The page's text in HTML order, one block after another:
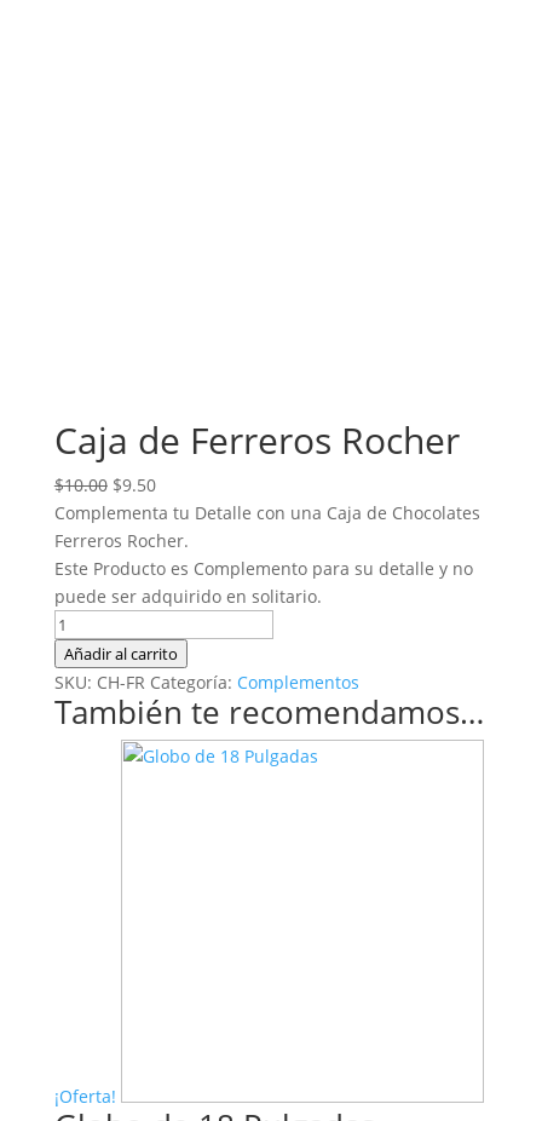
Caja de Ferreros Rocher
$10.00 El
precio
original
era:
$10.00.
$9.50El
precio
actual
es:
$9.50.
Complementa tu Detalle con una Caja de Chocolates
Ferreros Rocher.
Este Producto es Complemento para su detalle y no
puede ser adquirido en solitario.
Caja
de
Ferreros
Rocher
cantidad
Añadir al carrito
SKU: CH-FR Categoría: Complementos
También te recomendamos…
¡Oferta!